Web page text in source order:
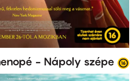
- Nápoly szépe